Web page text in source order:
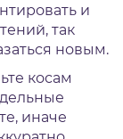
и
так
новым.
косам
иначе